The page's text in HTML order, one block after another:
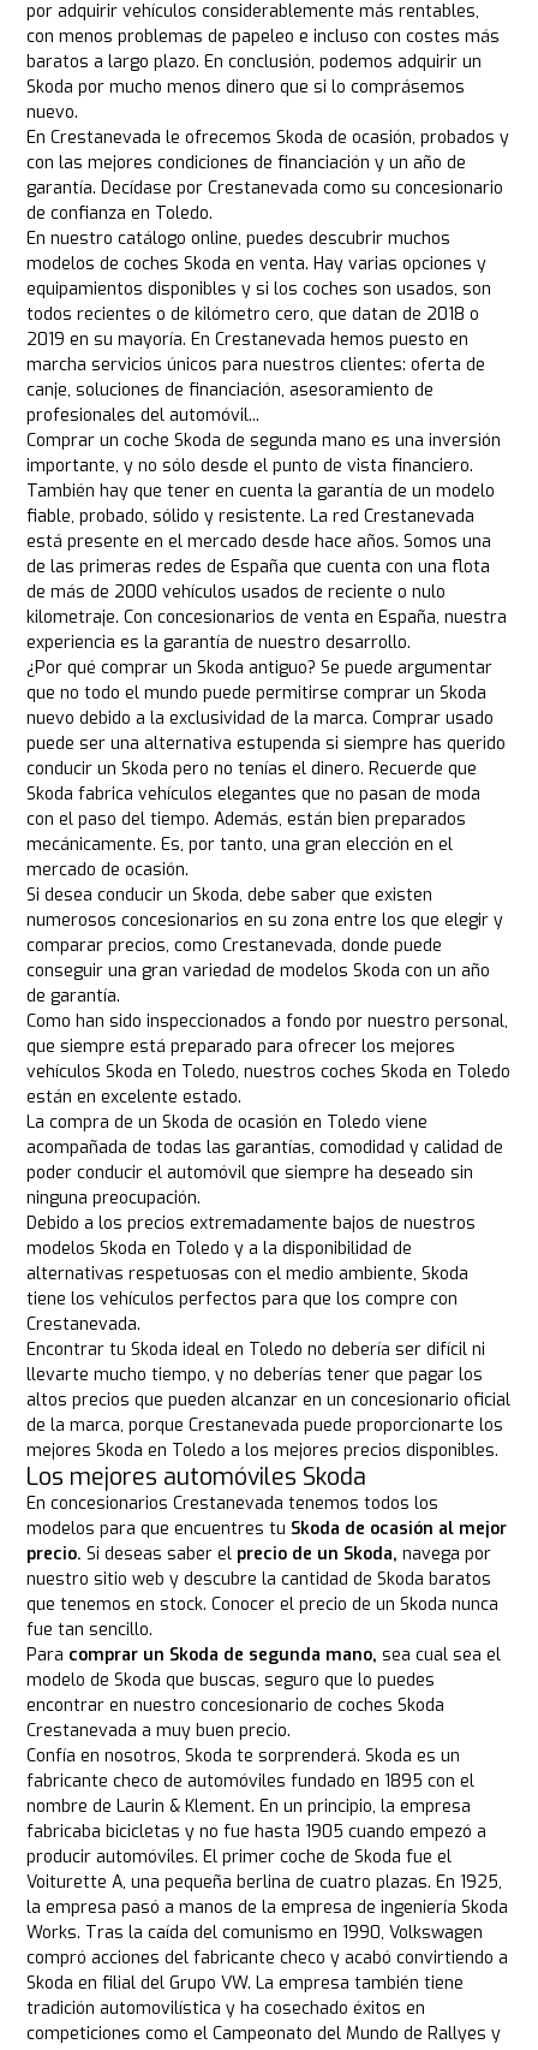
por adquirir vehículos considerablemente más rentables,
con menos problemas de papeleo e incluso con costes más
baratos a largo plazo. En conclusión, podemos adquirir un
Skoda por mucho menos dinero que si lo comprásemos
nuevo.
En Crestanevada le ofrecemos Skoda de ocasión, probados y
con las mejores condiciones de financiación y un año de
garantía. Decídase por Crestanevada como su concesionario
de confianza en Toledo.
En nuestro catálogo online, puedes descubrir muchos
modelos de coches Skoda en venta. Hay varias opciones y
equipamientos disponibles y si los coches son usados, son
todos recientes o de kilómetro cero, que datan de 2018 o
2019 en su mayoría. En Crestanevada hemos puesto en
marcha servicios únicos para nuestros clientes: oferta de
canje, soluciones de financiación, asesoramiento de
profesionales del automóvil...
Comprar un coche Skoda de segunda mano es una inversión
importante, y no sólo desde el punto de vista financiero.
También hay que tener en cuenta la garantía de un modelo
fiable, probado, sólido y resistente. La red Crestanevada
está presente en el mercado desde hace años. Somos una
de las primeras redes de España que cuenta con una flota
de más de 2000 vehículos usados de reciente o nulo
kilometraje. Con concesionarios de venta en España, nuestra
experiencia es la garantía de nuestro desarrollo.
¿Por qué comprar un Skoda antiguo? Se puede argumentar
que no todo el mundo puede permitirse comprar un Skoda
nuevo debido a la exclusividad de la marca. Comprar usado
puede ser una alternativa estupenda si siempre has querido
conducir un Skoda pero no tenías el dinero. Recuerde que
Skoda fabrica vehículos elegantes que no pasan de moda
con el paso del tiempo. Además, están bien preparados
mecánicamente. Es, por tanto, una gran elección en el
mercado de ocasión.
Si desea conducir un Skoda, debe saber que existen
numerosos concesionarios en su zona entre los que elegir y
comparar precios, como Crestanevada, donde puede
conseguir una gran variedad de modelos Skoda con un año
de garantía.
Como han sido inspeccionados a fondo por nuestro personal,
que siempre está preparado para ofrecer los mejores
vehículos Skoda en Toledo, nuestros coches Skoda en Toledo
están en excelente estado.
La compra de un Skoda de ocasión en Toledo viene
acompañada de todas las garantías, comodidad y calidad de
poder conducir el automóvil que siempre ha deseado sin
ninguna preocupación.
Debido a los precios extremadamente bajos de nuestros
modelos Skoda en Toledo y a la disponibilidad de
alternativas respetuosas con el medio ambiente, Skoda
tiene los vehículos perfectos para que los compre con
Crestanevada.
Encontrar tu Skoda ideal en Toledo no debería ser difícil ni
llevarte mucho tiempo, y no deberías tener que pagar los
altos precios que pueden alcanzar en un concesionario oficial
de la marca, porque Crestanevada puede proporcionarte los
mejores Skoda en Toledo a los mejores precios disponibles.
Los mejores automóviles Skoda
En concesionarios Crestanevada tenemos todos los
modelos para que encuentres tu Skoda de ocasión al mejor
precio. Si deseas saber el precio de un Skoda, navega por
nuestro sitio web y descubre la cantidad de Skoda baratos
que tenemos en stock. Conocer el precio de un Skoda nunca
fue tan sencillo.
Para comprar un Skoda de segunda mano, sea cual sea el
modelo de Skoda que buscas, seguro que lo puedes
encontrar en nuestro concesionario de coches Skoda
Crestanevada a muy buen precio.
Confía en nosotros, Skoda te sorprenderá. Skoda es un
fabricante checo de automóviles fundado en 1895 con el
nombre de Laurin & Klement. En un principio, la empresa
fabricaba bicicletas y no fue hasta 1905 cuando empezó a
producir automóviles. El primer coche de Skoda fue el
Voiturette A, una pequeña berlina de cuatro plazas. En 1925,
la empresa pasó a manos de la empresa de ingeniería Skoda
Works. Tras la caída del comunismo en 1990, Volkswagen
compró acciones del fabricante checo y acabó convirtiendo a
Skoda en filial del Grupo VW. La empresa también tiene
tradición automovilística y ha cosechado éxitos en
competiciones como el Campeonato del Mundo de Rallyes y